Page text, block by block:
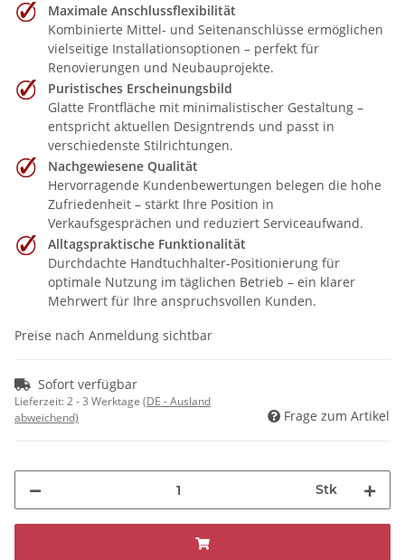
Maximale Anschlussflexibilität
Kombinierte Mittel- und Seitenanschlüsse ermöglichen
vielseitige Installationsoptionen – perfekt für
Renovierungen und Neubauprojekte.
Puristisches Erscheinungsbild
Glatte Frontfläche mit minimalistischer Gestaltung –
entspricht aktuellen Designtrends und passt in
verschiedenste Stilrichtungen.
Nachgewiesene Qualität
Hervorragende Kundenbewertungen belegen die hohe
Zufriedenheit – stärkt Ihre Position in
Verkaufsgesprächen und reduziert Serviceaufwand.
Alltagspraktische Funktionalität
Durchdachte Handtuchhalter-Positionierung für
optimale Nutzung im täglichen Betrieb – ein klarer
Mehrwert für Ihre anspruchsvollen Kunden.
Preise nach Anmeldung sichtbar
Sofort verfügbar
Lieferzeit:2 - 3 Werktage (DE - Ausland
abweichend)
Frage zum Artikel
Stk